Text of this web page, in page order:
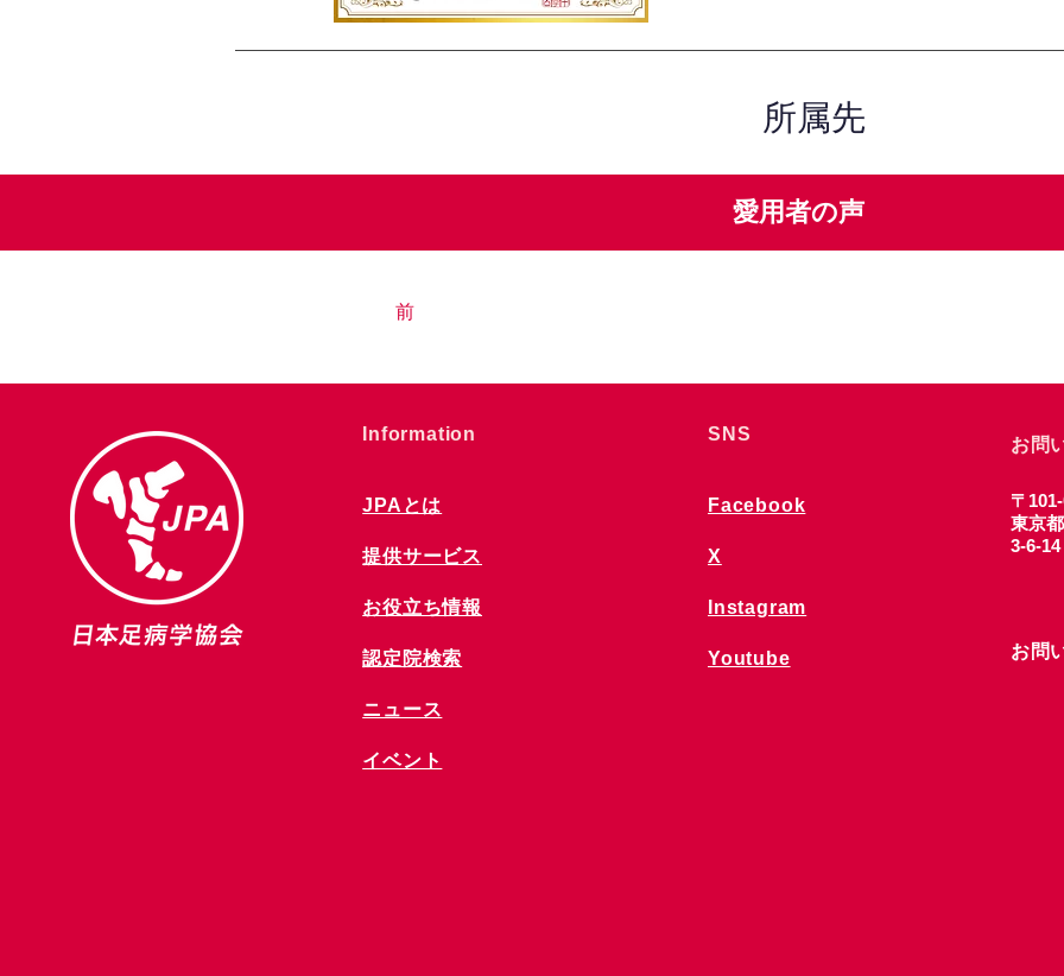
所属先
愛用者の声
前
​Information
JPAとは
提供サービス
お役立ち情報
​認定院検索
ニュース
​イベント
SNS
Facebook
X
Instagram
Youtube
お問
〒
東京
3-6-
お問